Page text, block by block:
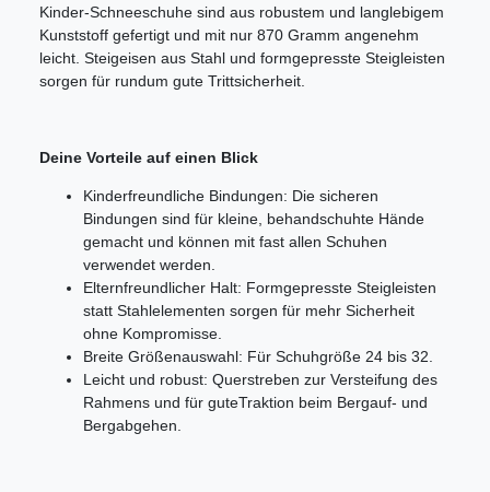
Kinder-Schneeschuhe sind aus robustem und langlebigem
Kunststoff gefertigt und mit nur 870 Gramm angenehm
leicht. Steigeisen aus Stahl und formgepresste Steigleisten
sorgen für rundum gute Trittsicherheit.
Deine Vorteile auf einen Blick
Kinderfreundliche Bindungen: Die sicheren
Bindungen sind für kleine, behandschuhte Hände
gemacht und können mit fast allen Schuhen
verwendet werden.
Elternfreundlicher Halt: Formgepresste Steigleisten
statt Stahlelementen sorgen für mehr Sicherheit
ohne Kompromisse.
Breite Größenauswahl: Für Schuhgröße 24 bis 32.
Leicht und robust: Querstreben zur Versteifung des
Rahmens und für guteTraktion beim Bergauf- und
Bergabgehen.